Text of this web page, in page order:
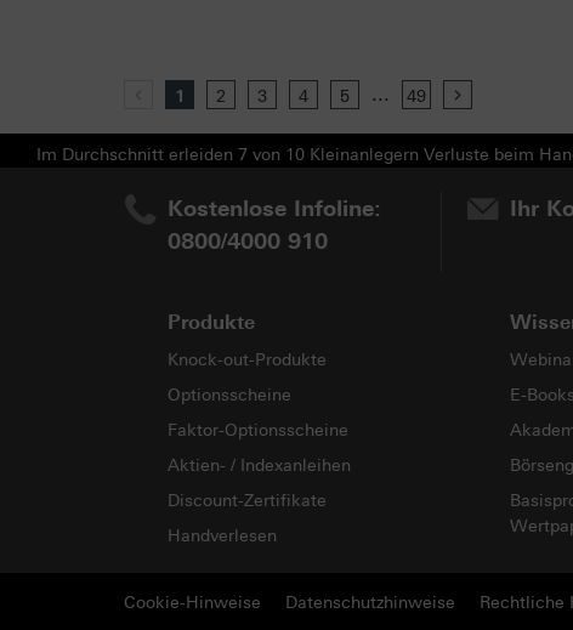
Previous
1 2 3 4 5 ... 49
Im Durchschnitt erleiden 7 von 10 Kleinanlegern Verluste beim
Kostenlose Infoline:
0800/4000 910
Ihr
Produkte
Knock-out-Produkte
Optionsscheine
Faktor-Optionsscheine
Aktien- / Indexanleihen
Discount-Zertifikate
Handverlesen
E-Books
Cookie-Hinweise Datenschutzhinweise Rechtliche